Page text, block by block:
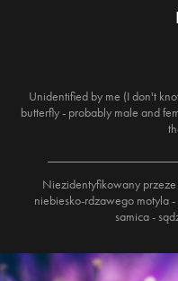
Unidentified by me (I don't
butterfly - probably male and
Niezidentyfikowany
niebiesko-rdzawego motyla
samica -